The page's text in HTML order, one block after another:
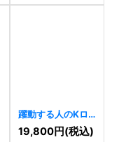
躍動する人のKロ
ゴ 11061]
19,800円(税込)